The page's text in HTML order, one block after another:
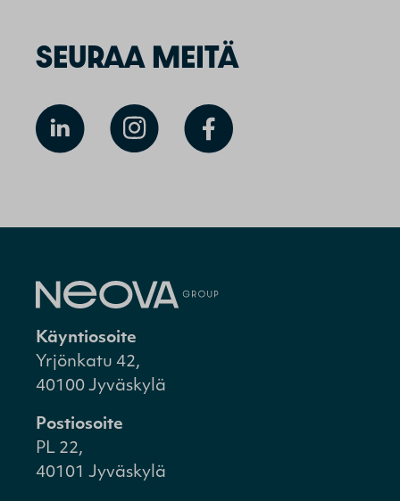
SEURAA MEITÄ
Käyntiosoite
Yrjönkatu 42,
40100 Jyväskylä
Postiosoite
PL 22,
40101 Jyväskylä